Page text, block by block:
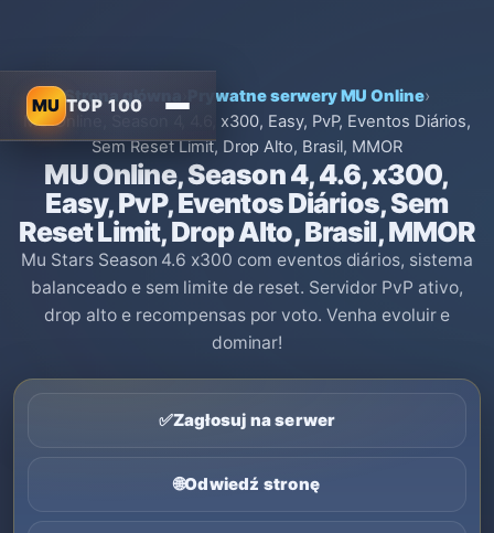
MU TOP 100
Strona główna Prywatne serwery MU Online›
MU Online, Season 4, 4.6, x300, Easy, PvP, Eventos Diários,
Sem Reset Limit, Drop Alto, Brasil, MMOR
MU Online, Season 4, 4.6, x300,
Easy, PvP, Eventos Diários, Sem
Reset Limit, Drop Alto, Brasil, MMOR
Mu Stars Season 4.6 x300 com eventos diários, sistema
balanceado e sem limite de reset. Servidor PvP ativo,
drop alto e recompensas por voto. Venha evoluir e
dominar!
✅Zagłosuj na serwer
🌐Odwiedź stronę